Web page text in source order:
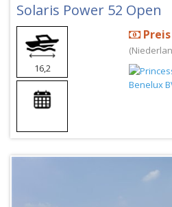
Solaris Power 52 Open
16,2